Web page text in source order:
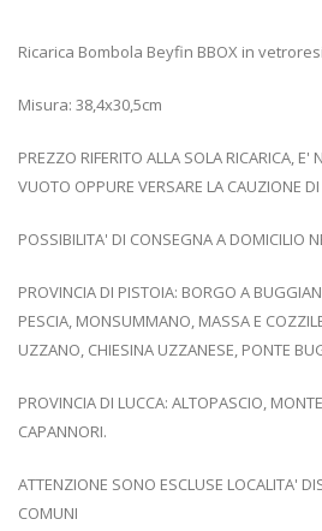
Ricarica Bombola Beyfin BBOX in
Misura: 38,4x30,5cm
PREZZO RIFERITO ALLA SOLA RICARICA, E'
VUOTO OPPURE VERSARE LA CAUZIONE
POSSIBILITA' DI CONSEGNA A DOMICILIO
PROVINCIA DI PISTOIA: BORGO A
PESCIA, MONSUMMANO, MASSA E
UZZANO, CHIESINA UZZANESE, PONTE
PROVINCIA DI LUCCA: ALTOPASCIO,
CAPANNORI.
ATTENZIONE SONO ESCLUSE LOCALITA'
COMUNI